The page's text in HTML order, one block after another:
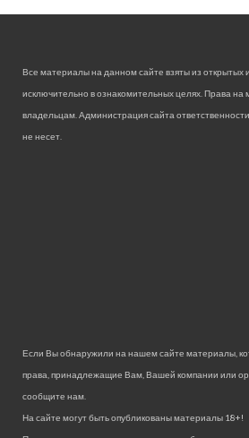
Все материалы на данном сайте взяты из открытых
исключительно в ознакомительных целях. Права
владельцам. Администрация сайта
не несет.
Если Вы обнаружили на нашем сайте материалы,
права, принадлежащие Вам, Вашей компании или
сообщите нам.
На сайте могут быть опубликованы материалы 18+!